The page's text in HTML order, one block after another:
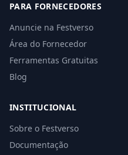
PARA FORNECEDORES
Anuncie na Festverso
Área do Fornecedor
Ferramentas Gratuitas
Blog
INSTITUCIONAL
Sobre o Festverso
Documentação